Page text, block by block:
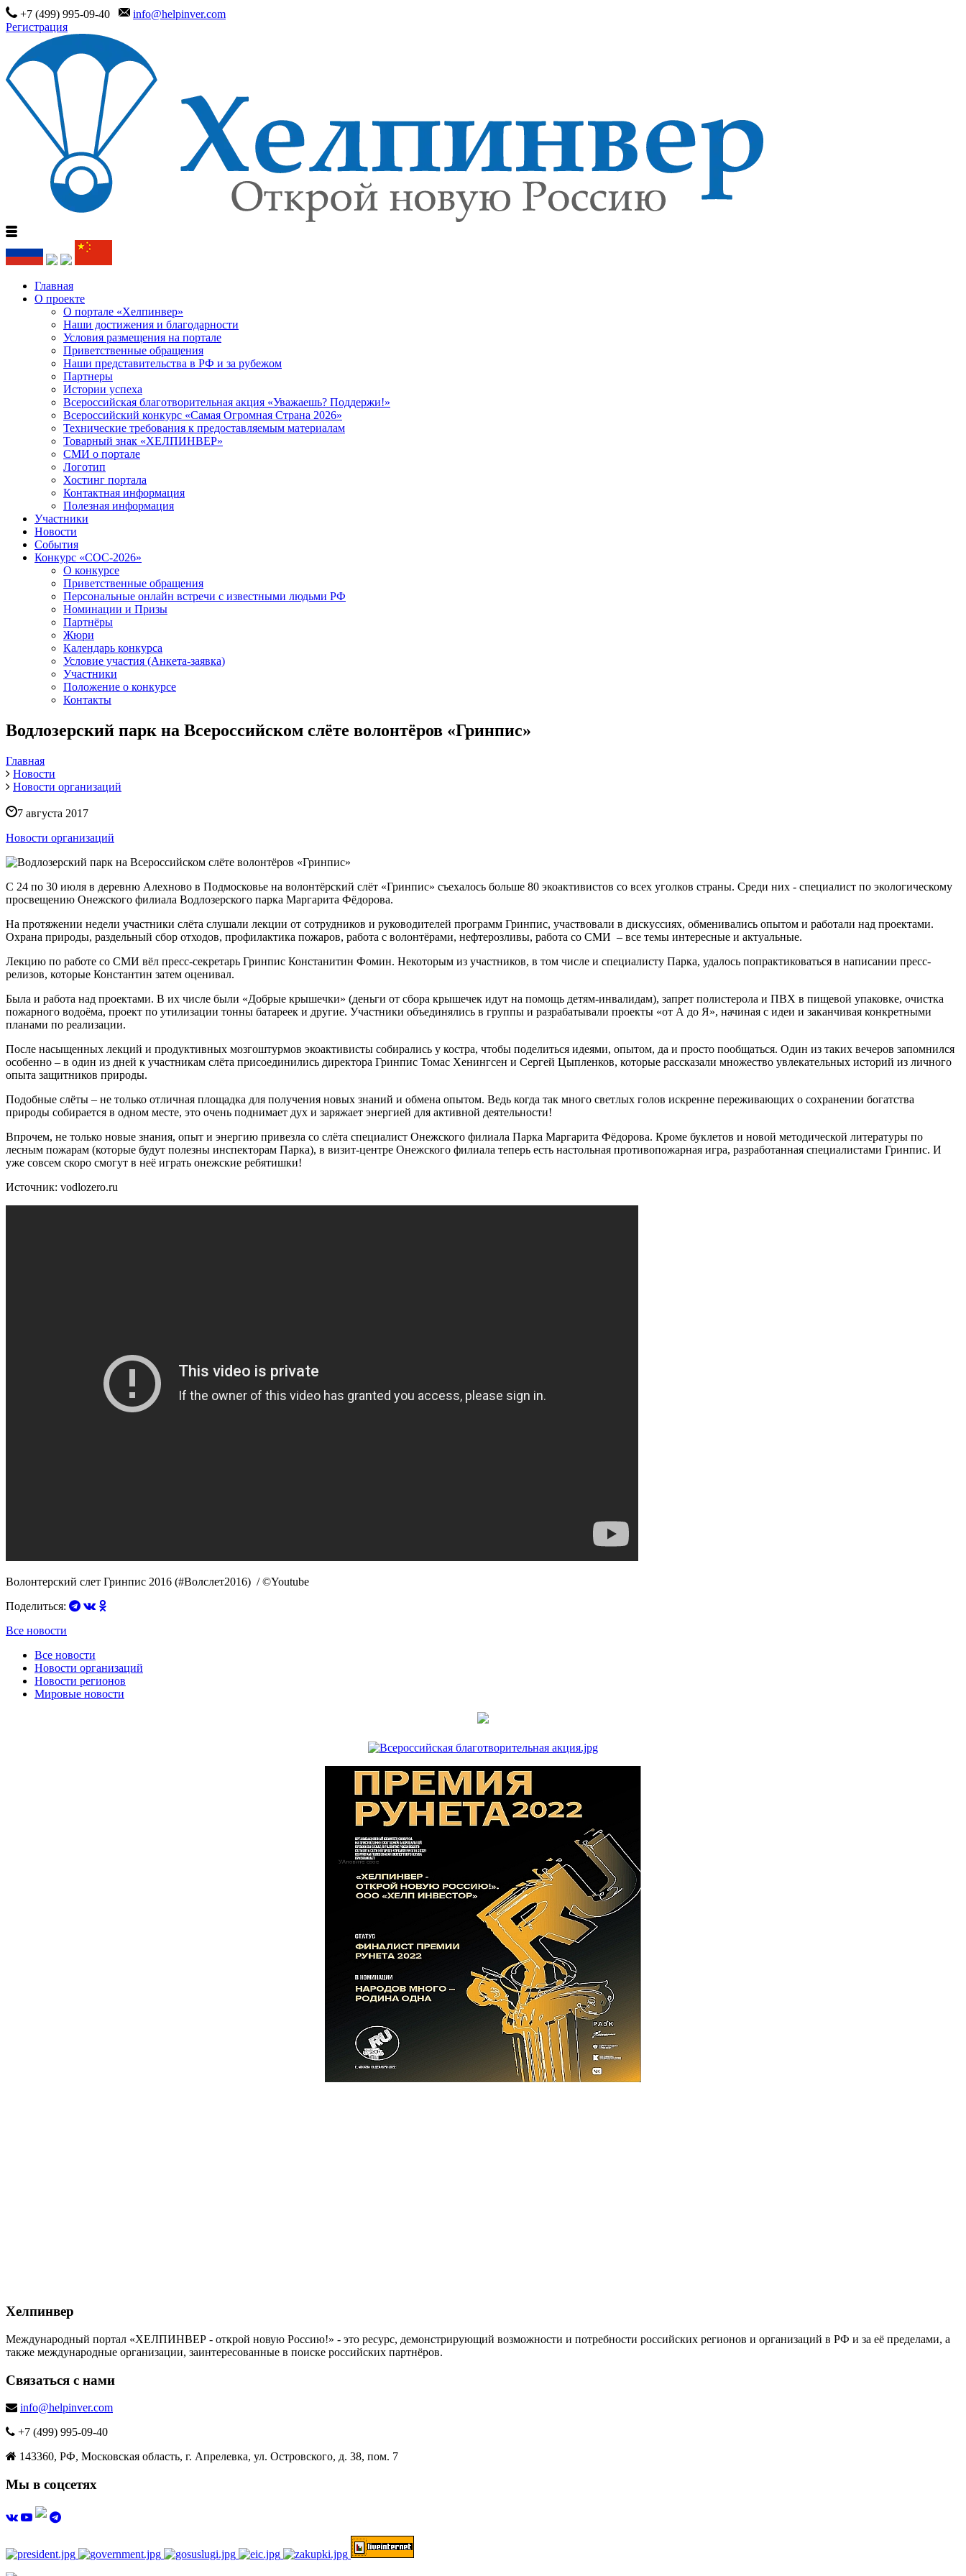
+7 (499) 995-09-40
info@helpinver.com
Регистрация
Главная
О проекте
О портале «Хелпинвер»
Наши достижения и благодарности
Условия размещения на портале
Приветственные обращения
Наши представительства в РФ и за рубежом
Партнеры
Истории успеха
Всероссийская благотворительная акция «Уважаешь? Поддержи!»
Всероссийский конкурс «Самая Огромная Страна 2026»
Технические требования к предоставляемым материалам
Товарный знак «ХЕЛПИНВЕР»
СМИ о портале
Логотип
Хостинг портала
Контактная информация
Полезная информация
Участники
Новости
События
Конкурс «СОС-2026»
О конкурсе
Приветственные обращения
Персональные онлайн встречи с известными людьми РФ
Номинации и Призы
Партнёры
Жюри
Календарь конкурса
Условие участия (Анкета-заявка)
Участники
Положение о конкурсе
Контакты
Водлозерский парк на Всероссийском слёте волонтёров «Гринпис»
Главная
Новости
Новости организаций
7 августа 2017
Новости организаций
С 24 по 30 июля в деревню Алехново в Подмосковье на волонтёрский слёт «Гринпис» съехалось больше 80 экоактивистов со всех уголков страны. Среди них - специалист по экологическому
просвещению Онежского филиала Водлозерского парка Маргарита Фёдорова.
На протяжении недели участники слёта слушали лекции от сотрудников и руководителей программ Гринпис, участвовали в дискуссиях, обменивались опытом и работали над проектами.
Охрана природы, раздельный сбор отходов, профилактика пожаров, работа с волонтёрами, нефтерозливы, работа со СМИ – все темы интересные и актуальные.
Лекцию по работе со СМИ вёл пресс-секретарь Гринпис Констанитин Фомин. Некоторым из участников, в том числе и специалисту Парка, удалось попрактиковаться в написании пресс-
релизов, которые Константин затем оценивал.
Была и работа над проектами. В их числе были «Добрые крышечки» (деньги от сбора крышечек идут на помощь детям-инвалидам), запрет полистерола и ПВХ в пищевой упаковке, очистка
пожарного водоёма, проект по утилизации тонны батареек и другие. Участники объединялись в группы и разрабатывали проекты «от А до Я», начиная с идеи и заканчивая конкретными
планами по реализации.
После насыщенных лекций и продуктивных мозгоштурмов экоактивисты собирались у костра, чтобы поделиться идеями, опытом, да и просто пообщаться. Один из таких вечеров запомнился
особенно – в один из дней к участникам слёта присоединились директора Гринпис Томас Хенингсен и Сергей Цыпленков, которые рассказали множество увлекательных историй из личного
опыта защитников природы.
Подобные слёты – не только отличная площадка для получения новых знаний и обмена опытом. Ведь когда так много светлых голов искренне переживающих о сохранении богатства
природы собирается в одном месте, это очень поднимает дух и заряжает энергией для активной деятельности!
Впрочем, не только новые знания, опыт и энергию привезла со слёта специалист Онежского филиала Парка Маргарита Фёдорова. Кроме буклетов и новой методической литературы по
лесным пожарам (которые будут полезны инспекторам Парка), в визит-центре Онежского филиала теперь есть настольная противопожарная игра, разработанная специалистами Гринпис. И
уже совсем скоро смогут в неё играть онежские ребятишки!
Источник: vodlozero.ru
Волонтерский слет Гринпис 2016 (#Волслет2016) / ©Youtube
Поделиться:
Все новости
Все новости
Новости организаций
Новости регионов
Мировые новости
Хелпинвер
Международный портал «ХЕЛПИНВЕР - открой новую Россию!» - это ресурс, демонстрирующий возможности и потребности российских регионов и организаций в РФ и за её пределами, а
также международные организации, заинтересованные в поиске российских партнёров.
Связаться с нами
info@helpinver.com
+7 (499) 995-09-40
143360, РФ, Московская область, г. Апрелевка, ул. Островского, д. 38, пом. 7
Мы в соцсетях